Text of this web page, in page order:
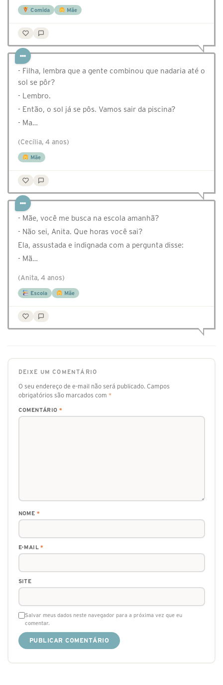
Comida Mãe
- Filha, lembra que a gente combinou que nadaria até o
sol se pôr?
- Lembro.
- Então, o sol já se pôs. Vamos sair da piscina?
- Ma…
(Cecília, 4 anos)
Mãe
- Mãe, você me busca na escola amanhã?
- Não sei, Anita. Que horas você sai?
Ela, assustada e indignada com a pergunta disse:
- Mã…
(Anita, 4 anos)
Escola Mãe
DEIXE UM COMENTÁRIO
O seu endereço de e-mail não será publicado. Campos
obrigatórios são marcados com *
COMENTÁRIO *
NOME *
E-MAIL*
SITE
Salvar meus dados neste navegador para a próxima vez que eu
comentar.